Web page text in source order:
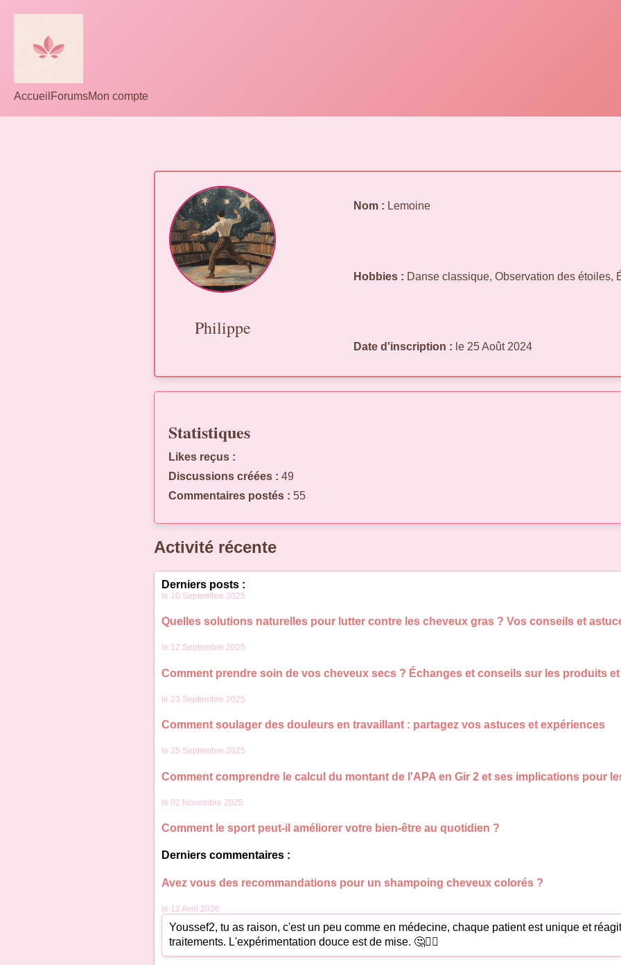
Accueil ForumsMon compte
Philippe
Nom : Lemoine
Hobbies : Danse classique, Observation des étoiles,
Date d'inscription : le 25 Août 2024
Statistiques
Likes reçus :
Discussions créées : 49
Commentaires postés : 55
Activité récente
Derniers posts :
le 10 Septembre 2025
Quelles solutions naturelles pour lutter contre les cheveux gras ? Vos conseils et
le 12 Septembre 2025
Comment prendre soin de vos cheveux secs ? Échanges et conseils sur les produits
le 23 Septembre 2025
Comment soulager des douleurs en travaillant : partagez vos astuces et expériences
le 25 Septembre 2025
Comment comprendre le calcul du montant de l'APA en Gir 2 et ses implications pour
le 02 Novembre 2025
Comment le sport peut-il améliorer votre bien-être au quotidien ?
Derniers commentaires :
Avez vous des recommandations pour un shampoing cheveux colorés ?
le 12 Avril 2026
Youssef2, tu as raison, c'est un peu comme en médecine, chaque patient est unique et
traitements. L'expérimentation douce est de mise. 🤔👩‍⚕️